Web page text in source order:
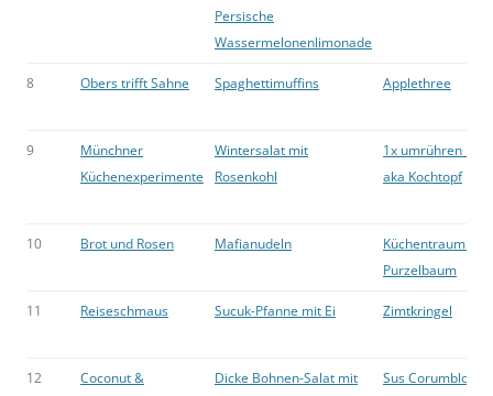
Persische
Wassermelonenlimonade
8 Obers trifft Sahne Spaghettimuffins Applethree
9
Münchner
Küchenexperimente
Wintersalat mit
Rosenkohl
1x umrühren bitte
aka Kochtopf
10 Brot und Rosen Mafianudeln
Küchentraum &
Purzelbaum
11 Reiseschmaus Sucuk-Pfanne mit Ei Zimtkringel
12
Coconut &
Dicke Bohnen-Salat mit
Sus Corumblog